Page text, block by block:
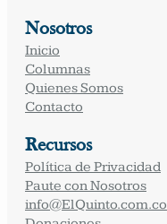
Nosotros
Inicio
Columnas
Quienes Somos
Contacto
Recursos
Política de Privacidad
Paute con Nosotros
info@ElQuinto.com.co